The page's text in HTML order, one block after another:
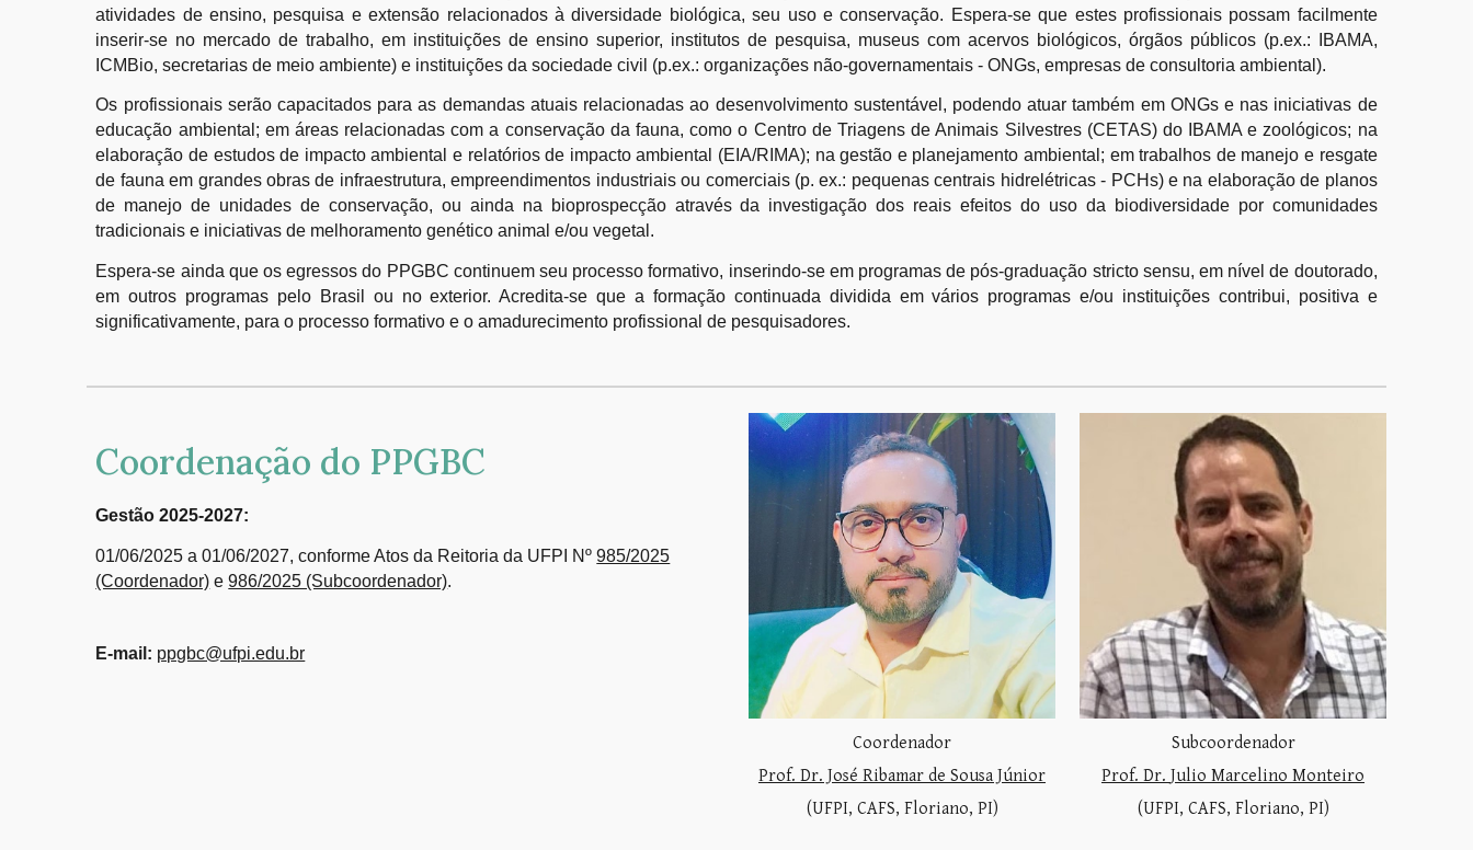
atividades de ensino, pesquisa e extensão relacionados à diversidade biológica, seu uso e conservação. Espera-se que estes profissionais possam facilmente
inserir-se no mercado de trabalho, em instituições de ensino superior, institutos de pesquisa, museus com acervos biológicos, órgãos públicos (p.ex.: IBAMA,
ICMBio, secretarias de meio ambiente) e instituições da sociedade civil (p.ex.: organizações não-governamentais - ONGs, empresas de consultoria ambiental).
Os profissionais serão capacitados para as demandas atuais relacionadas ao desenvolvimento sustentável, podendo atuar também em ONGs e nas iniciativas de
educação ambiental; em áreas relacionadas com a conservação da fauna, como o Centro de Triagens de Animais Silvestres (CETAS) do IBAMA e zoológicos; na
elaboração de estudos de impacto ambiental e relatórios de impacto ambiental (EIA/RIMA); na gestão e planejamento ambiental; em trabalhos de manejo e resgate
de fauna em grandes obras de infraestrutura, empreendimentos industriais ou comerciais (p. ex.: pequenas centrais hidrelétricas - PCHs) e na elaboração de planos
de manejo de unidades de conservação, ou ainda na bioprospecção através da investigação dos reais efeitos do uso da biodiversidade por comunidades
tradicionais e iniciativas de melhoramento genético animal e/ou vegetal.
Espera-se ainda que os egressos do PPGBC continuem seu processo formativo, inserindo-se em programas de pós-graduação stricto sensu, em nível de doutorado,
em outros programas pelo Brasil ou no exterior. Acredita-se que a formação continuada dividida em vários programas e/ou instituições contribui, positiva e
significativamente, para o processo formativo e o amadurecimento profissional de pesquisadores.
Coordenação do PPGBC
Gestão 2025-2027:
01/06/2025 a 01/06/2027, conforme Atos da Reitoria da UFPI Nº985/2025
(Coordenador) e986/2025 (Subcoordenador).
E-mail: ppgbc@ufpi.edu.br
Coordenador
Prof. Dr. José Ribamar de Sousa Júnior
(UFPI, CAFS, Floriano, PI)
Subcoordenador
Prof. Dr. Julio Marcelino Monteiro
(UFPI, CAFS, Floriano, PI)